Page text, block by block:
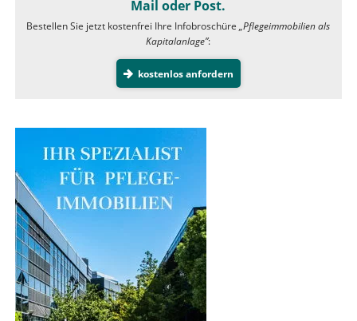
Mail oder Post.
Bestellen Sie jetzt kostenfrei Ihre Infobroschüre„Pflegeimmobilien als
Kapitalanlage”:
kostenlos anfordern